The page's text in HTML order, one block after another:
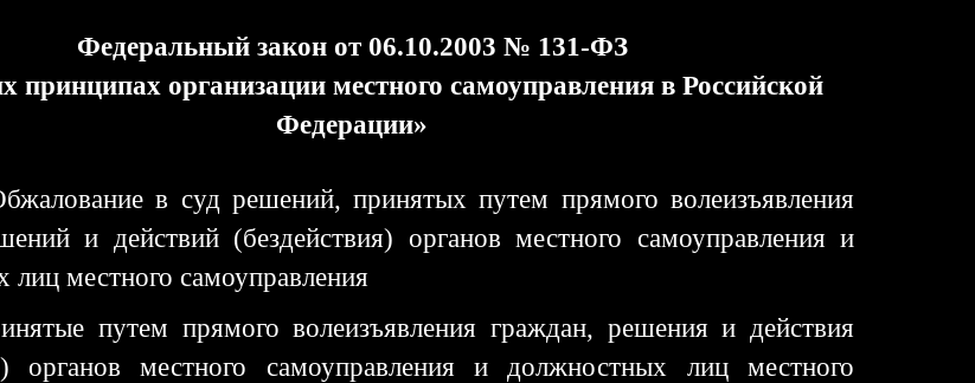
Федеральный закон от 06.10.2003 № 131-ФЗ
принципах организации местного самоуправления в Российской
Федерации»
в суд решений, принятых путем прямого волеизъявления
и действий (бездействия) органов местного самоуправления и
лиц местного самоуправления
путем прямого волеизъявления граждан, решения и действия
органов местного самоуправления и должностных лиц местного